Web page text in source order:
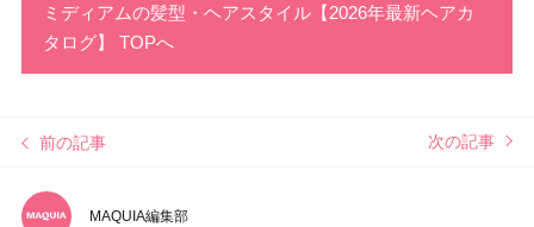
ミディアムの髪型・ヘアスタイル【2026年最新ヘアカ
タログ】 TOPへ
前の記事 次の記事
MAQUIA編集部